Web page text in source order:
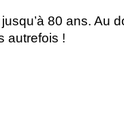
80 ans. Au
autrefois !